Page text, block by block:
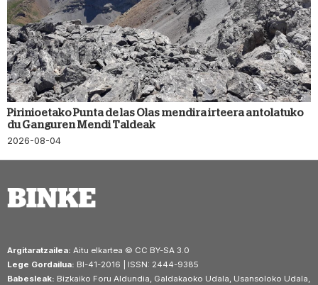
Pirinioetako Punta de las Olas mendira irteera antolatuko
du Ganguren Mendi Taldeak
2026-08-04
Argitaratzailea: Aitu elkartea © CC BY-SA 3.0
Lege Gordailua: BI-41-2016 | ISSN: 2444-9385
Babesleak: Bizkaiko Foru Aldundia, Galdakaoko Udala, Usansoloko Udala,